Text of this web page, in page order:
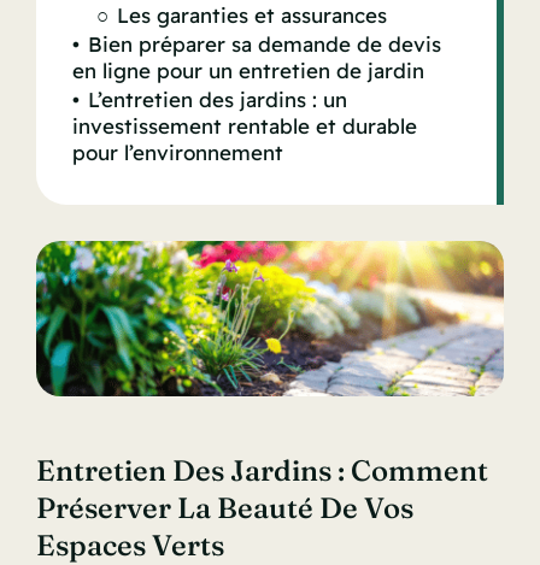
Entretien Des Jardins : Comment
Préserver La Beauté De Vos
Espaces Verts
Les garanties et assurances
Bien préparer sa demande de devis
en ligne pour un entretien de jardin
L’entretien des jardins : un
investissement rentable et durable
pour l’environnement